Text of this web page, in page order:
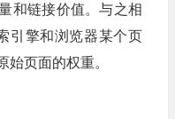
和链接价值。与之相
引擎和浏览器某个页
页面的权重。